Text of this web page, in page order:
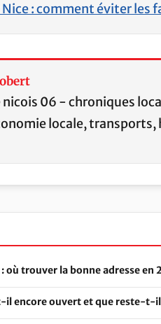
: comment éviter les
06 - chroniques
locale, transports,
où trouver la bonne adresse en
il encore ouvert et que reste-t-il